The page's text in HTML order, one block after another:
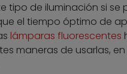
tipo de iluminación si se
el tiempo óptimo de
lámparas fluorescentes
maneras de usarlas,